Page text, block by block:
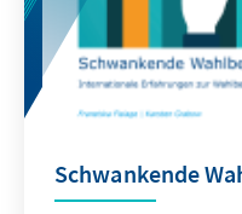
Schwankende